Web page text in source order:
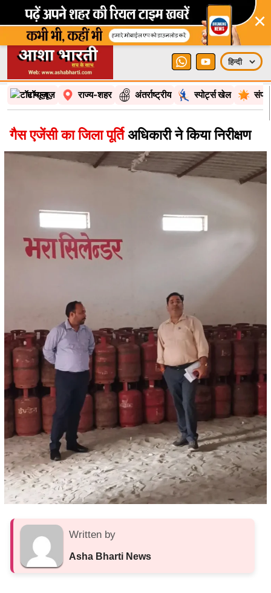
×
टॉप न्यूज़ राज्य-शहर अंतर्राष्ट्रीय स्पोर्ट्स खेल
गैस एजेंसी का जिला पूर्तिअधिकारी ने किया निरीक्षण
Written by
Asha Bharti News